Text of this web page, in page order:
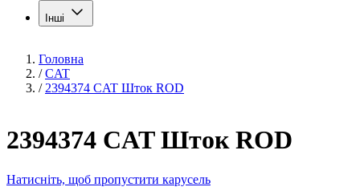
Інші
Головна
/ CAT
/ 2394374 CAT Шток ROD
2394374 CAT Шток ROD
Натисніть, щоб пропустити карусель